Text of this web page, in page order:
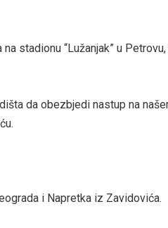
stadionu “Lužanjak” u
da obezbjedi nastup na
i Napretka iz Zavidovića.